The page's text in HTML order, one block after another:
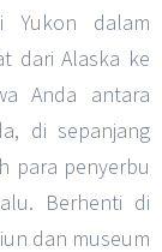
Yukon dalam
dari Alaska ke
Anda antara
di sepanjang
para penyerbu
Berhenti di
dan museum